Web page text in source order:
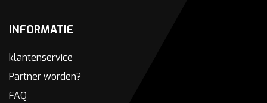
INFORMATIE
klantenservice
Partner worden?
FAQ